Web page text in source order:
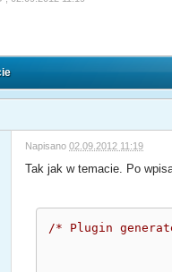
Napisano02.09.2012 11:19
Tak jak w temacie. Po
/* Plugin